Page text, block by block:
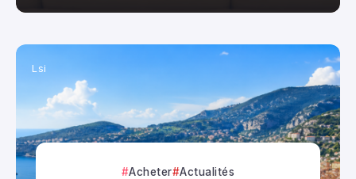
Lsi
Acheter Actualités